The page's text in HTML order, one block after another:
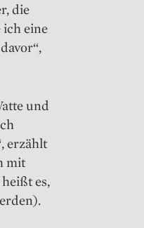
die
ich eine
und
erzählt
mit
es,